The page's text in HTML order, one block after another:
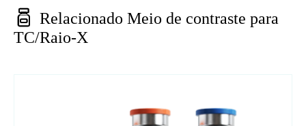
 Relacionado Meio de contraste para
TC/Raio-X